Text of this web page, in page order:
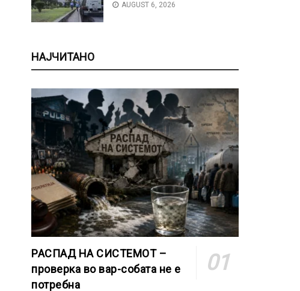
AUGUST 6, 2026
НАЈЧИТАНО
РАСПАД НА СИСТЕМОТ –
проверка во вар-собата не е
потребна